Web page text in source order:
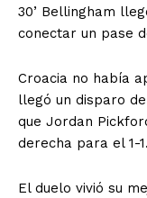
30’ Bellingham
conectar un pase
Croacia no había
llegó un disparo
que Jordan
derecha para el 1-1.
El duelo vivió su